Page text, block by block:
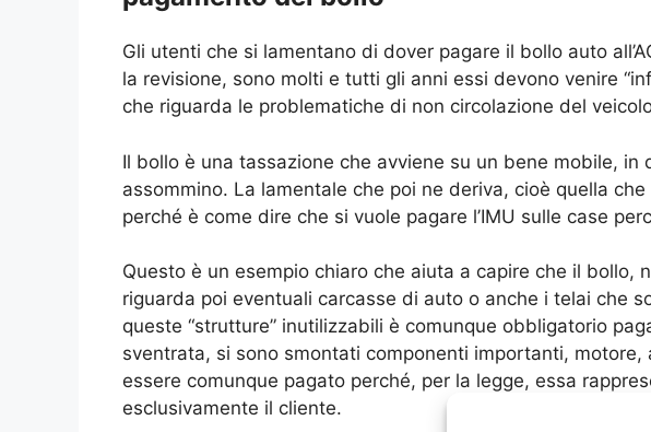
Gli utenti che si lamentano di dover pagare il bollo auto
la revisione, sono molti e tutti gli anni essi devono venire
che riguarda le problematiche di non circolazione del
Il bollo è una tassazione che avviene su un bene mobile,
assommino. La lamentale che poi ne deriva, cioè quella
perché è come dire che si vuole pagare l’IMU sulle case
Questo è un esempio chiaro che aiuta a capire che il
riguarda poi eventuali carcasse di auto o anche i telai che
queste “strutture” inutilizzabili è comunque obbligatorio
sventrata, si sono smontati componenti importanti,
essere comunque pagato perché, per la legge, essa
esclusivamente il cliente.